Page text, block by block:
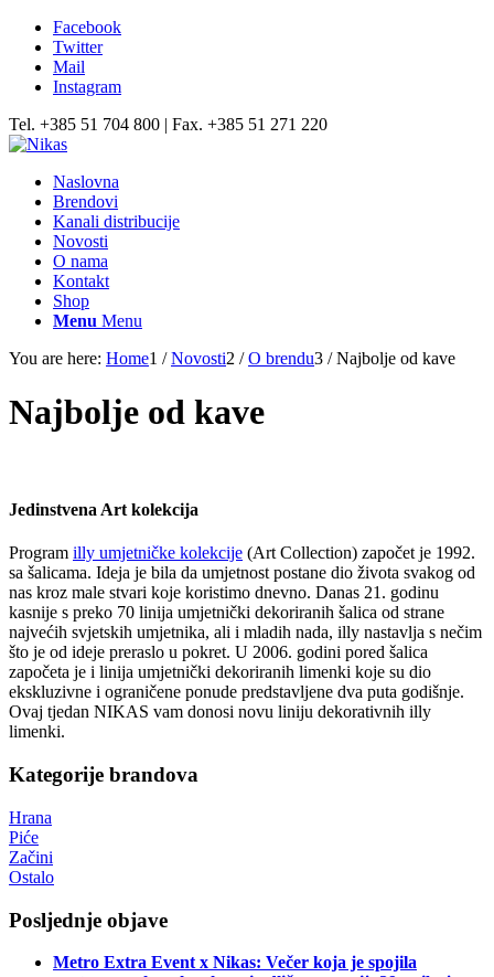
Facebook
Twitter
Mail
Instagram
Tel. +385 51 704 800 | Fax. +385 51 271 220
Naslovna
Brendovi
Kanali distribucije
Novosti
O nama
Kontakt
Shop
Menu Menu
You are here: Home1 / Novosti2 / O brendu3 / Najbolje od kave
Najbolje od kave
Jedinstvena Art kolekcija
Program illy umjetničke kolekcije (Art Collection) započet je 1992.
sa šalicama. Ideja je bila da umjetnost postane dio života svakog od
nas kroz male stvari koje koristimo dnevno. Danas 21. godinu
kasnije s preko 70 linija umjetnički dekoriranih šalica od strane
najvećih svjetskih umjetnika, ali i mladih nada, illy nastavlja s nečim
što je od ideje preraslo u pokret. U 2006. godini pored šalica
započeta je i linija umjetnički dekoriranih limenki koje su dio
ekskluzivne i ograničene ponude predstavljene dva puta godišnje.
Ovaj tjedan NIKAS vam donosi novu liniju dekorativnih illy
limenki.
Kategorije brandova
Hrana
Piće
Začini
Ostalo
Posljednje objave
Metro Extra Event x Nikas: Večer koja je spojila